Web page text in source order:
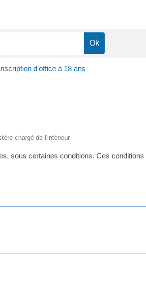
d'office à 18 ans
chargé de l'intérieur
sous certaines conditions. Ces